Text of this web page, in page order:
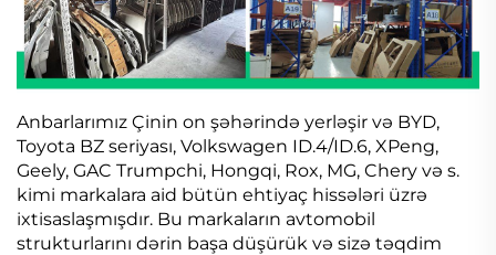
Anbarlarımız Çinin on şəhərində yerləşir və BYD,
Toyota BZ seriyası, Volkswagen ID.4/ID.6, XPeng,
Geely, GAC Trumpchi, Hongqi, Rox, MG, Chery və s.
kimi markalara aid bütün ehtiyaç hissələri üzrə
ixtisaslaşmışdır. Bu markaların avtomobil
strukturlarını dərin başa düşürük və sizə təqdim